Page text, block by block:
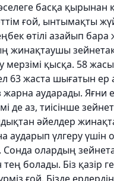
басқа қырынан
ғой, ынтымақты
өтілі азайып
жинақтаушы
мерзімі қысқа. 58
63 жаста шығатын ер
жарна аударады. Яғни
де аз, тиісінше
әйелдер
аударып үлгеру
олардың
тең болады. Біз қазір